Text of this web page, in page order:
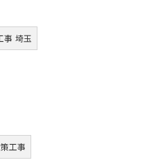
事 埼玉
工事